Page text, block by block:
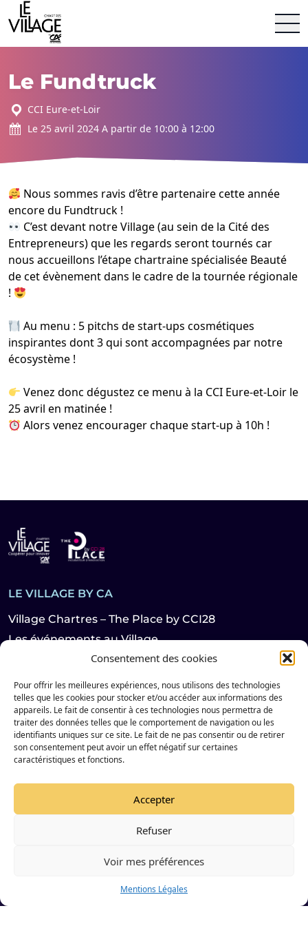
Consentement des cookies
Pour offrir les meilleures expériences, nous utilisons des technologies
telles que les cookies pour stocker et/ou accéder aux informations des
appareils. Le fait de consentir à ces technologies nous permettra de
traiter des données telles que le comportement de navigation ou les
identifiants uniques sur ce site. Le fait de ne pas consentir ou de retirer
son consentement peut avoir un effet négatif sur certaines
caractéristiques et fonctions.
Accepter
Refuser
Voir mes préférences
Mentions Légales
Le Village by CA Chartres &#8211; The Place by CCI 28
Le Fundtruck
CCI Eure-et-Loir
Le 25 avril 2024 A partir de 10:00 à 12:00
Nous sommes ravis d’être partenaire cette année
encore du Fundtruck !
C’est devant notre Village (au sein de la Cité des
Entrepreneurs) que les regards seront tournés car
nous accueillons l’étape chartraine spécialisée Beauté
de cet évènement dans le cadre de la tournée régionale
!
Au menu : 5 pitchs de start-ups cosmétiques
inspirantes dont 3 qui sont accompagnées par notre
écosystème !
Venez donc dégustez ce menu à la CCI Eure-et-Loir le
25 avril en matinée !
Alors venez encourager chaque start-up à 10h !
LE VILLAGE BY CA
Village Chartres – The Place by CCI28
Les événements au Village
LES HABITANTS
Les startups
Les partenaires
Suivez notre actualité sur les réseaux sociaux
Instagram de Le Village by CA Chartres &#8211; The
LinkedIn de Le Village by CA Chartres &#8211; The
© 2023 VILLAGE BY CA CHARTRES - TOUS DROITS RESERVÉS